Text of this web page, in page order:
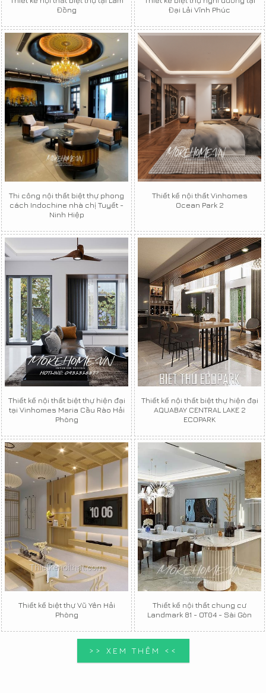
Đồng
Đại Lải Vĩnh Phúc
Thi công nội thất biệt thự phong
cách Indochine nhà chị Tuyết -
Ninh Hiệp
Thiết kế nội thất Vinhomes
Ocean Park 2
Thiết kế nội thất biệt thự hiện đại
tại Vinhomes Maria Cầu Rào Hải
Phòng
Thiết kế nội thất biệt thự hiện đại
AQUABAY CENTRAL LAKE 2
ECOPARK
Thiết kế biệt thự Vũ Yên Hải
Phòng
Thiết kế nội thất chung cư
Landmark 81 - OT04 - Sài Gòn
>> XEM THÊM <<